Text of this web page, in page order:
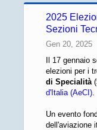
2025
Sezioni
Gen 20, 2025
Il 17 gennaio
elezioni per i
di Specialità(
d'Italia (AeCI).
Un evento
dell'aviazione